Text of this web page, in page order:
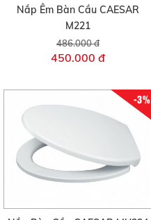
Nắp Êm Bàn Cầu CAESAR
M221
486.000 đ
450.000 đ
-3%